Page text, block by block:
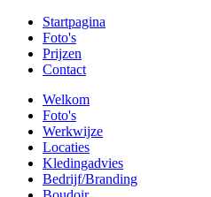
Startpagina
Foto's
Prijzen
Contact
Welkom
Foto's
Werkwijze
Locaties
Kledingadvies
Bedrijf/Branding